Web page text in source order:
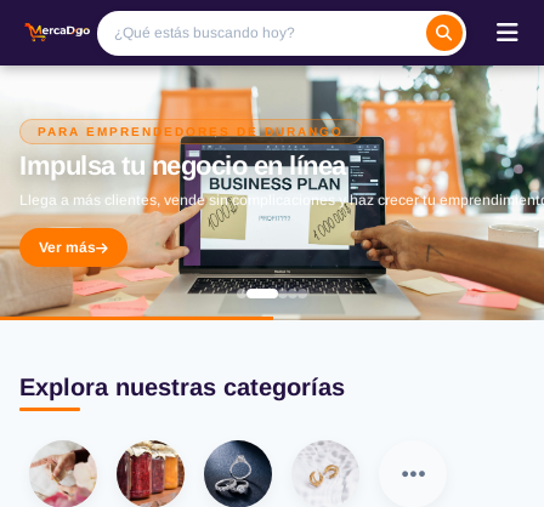
PARA EMPRENDEDORES DE DURANGO
Impulsa tu negocio en línea
Llega a más clientes, vende sin complicaciones y haz crecer tu
Ver más
Explora nuestras categorías